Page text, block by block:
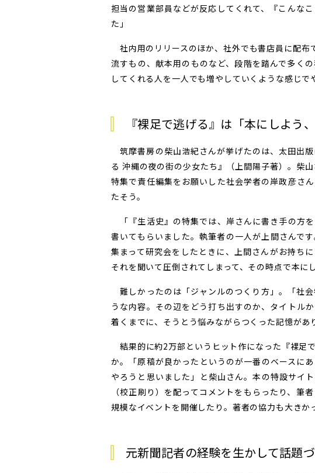
担当の営業部員などが反応してくれて、『こんな
た」
社内用のリリースのほか、社外でも書店員に配布
流すもの、献本用のものなど、段階を踏んで多く
してくれる人を一人でも増やしていくような感じで
『裸足で逃げる』は「本にしよう
筑摩書房の柴山浩紀さんが挙げたのは、太田出
る 沖縄の夜の街の少女たち』（上間陽子著）。柴
特集で責任編集をお願いした社会学者の岸政彦さ
たそう。
「『生活史』の特集では、岸さんに書き手の方
書いてもらいました。執筆者の一人が上間さんで
集まって研究会をしたときに、上間さんがお持ち
それを聞いて圧倒されてしまって、その時点で本に
難しかったのは「ジャンルのつくり方」。「社
うな内容。その辺をどう打ち出すのか、タイトル
着くまでに、そうとう悩みながらつくった記憶があ
結果的に約2万部というヒット作になった『裸足
か。「原稿が良かったというのが一番のベースに
やろうと思いました」と柴山さん。本の特設サイ
（校正刷り）を配ってコメントをもらったり、筆
規模なイベントを開催したり。著者の協力も大きか
元新聞記者の経験を生かして話題